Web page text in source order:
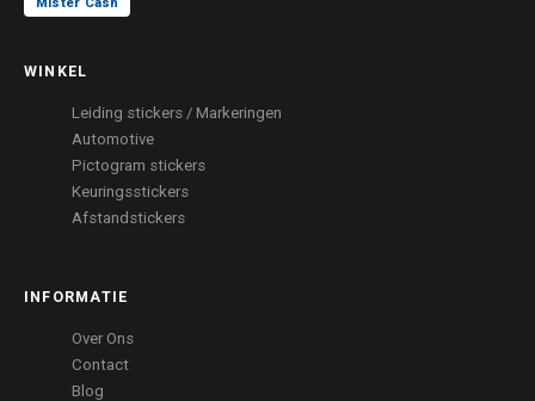
WINKEL
Leiding stickers / Markeringen
Automotive
Pictogram stickers
Keuringsstickers
Afstandstickers
INFORMATIE
Over Ons
Contact
Blog